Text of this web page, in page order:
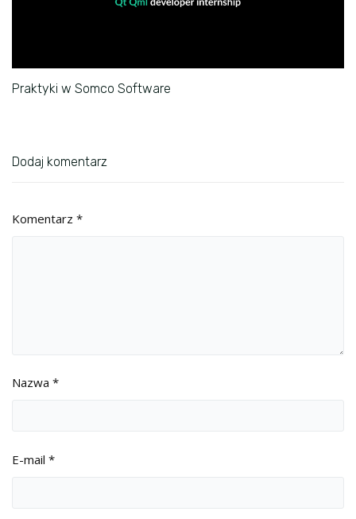
Praktyki w Somco Software
Dodaj komentarz
Komentarz *
Nazwa *
E-mail *